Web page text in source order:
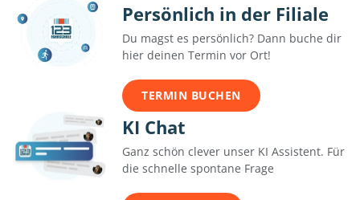
Persönlich in der Filiale
Du magst es persönlich? Dann buche dir
hier deinen Termin vor Ort!
TERMIN BUCHEN
KI Chat
Ganz schön clever unser KI Assistent. Für
die schnelle spontane Frage